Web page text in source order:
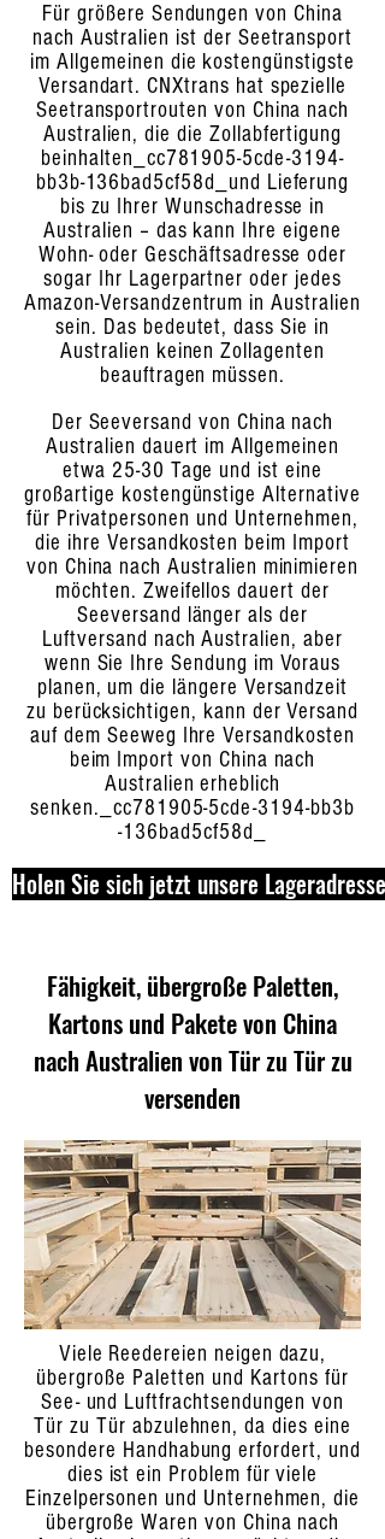
Für größere Sendungen von China
nach Australien ist der Seetransport
im Allgemeinen die kostengünstigste
Versandart. CNXtrans hat spezielle
Seetransportrouten von China nach
Australien, die die Zollabfertigung
beinhalten_cc781905-5cde-3194-
bb3b-136bad5cf58d_und Lieferung
bis zu Ihrer Wunschadresse in
Australien – das kann Ihre eigene
Wohn- oder Geschäftsadresse oder
sogar Ihr Lagerpartner oder jedes
Amazon-Versandzentrum in Australien
sein. Das bedeutet, dass Sie in
Australien keinen Zollagenten
beauftragen müssen.
Der Seeversand von China nach
Australien dauert im Allgemeinen
etwa 25-30 Tage und ist eine
großartige kostengünstige Alternative
für Privatpersonen und Unternehmen,
die ihre Versandkosten beim Import
von China nach Australien minimieren
möchten. Zweifellos dauert der
Seeversand länger als der
Luftversand nach Australien, aber
wenn Sie Ihre Sendung im Voraus
planen, um die längere Versandzeit
zu berücksichtigen, kann der Versand
auf dem Seeweg Ihre Versandkosten
beim Import von China nach
Australien erheblich
senken._cc781905-5cde-3194-bb3b
-136bad5cf58d_
Holen Sie sich jetzt unsere Lageradresse
Fähigkeit, übergroße Paletten,
Kartons und Pakete von China
nach Australien von Tür zu Tür zu
versenden
Viele Reedereien neigen dazu,
übergroße Paletten und Kartons für
See- und Luftfrachtsendungen von
Tür zu Tür abzulehnen, da dies eine
besondere Handhabung erfordert, und
dies ist ein Problem für viele
Einzelpersonen und Unternehmen, die
übergroße Waren von China nach